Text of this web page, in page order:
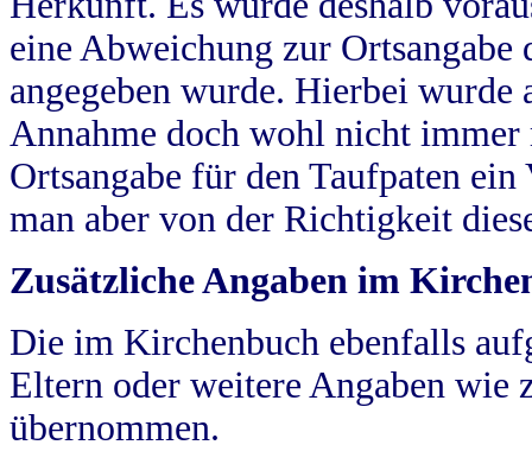
eine Abweichung zur
angegeben wurde. Hierbei wurde
Annahme doch wohl nicht
Ortsangabe für den Taufpaten
man aber von der Richtigkeit
Zusätzliche Angaben im
Die im Kirchenbuch ebenfalls
Eltern oder weitere Angaben wie
übernommen.